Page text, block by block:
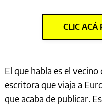
CLIC ACÁ
El que habla es el
escritora que viaja a
que acaba de publicar.